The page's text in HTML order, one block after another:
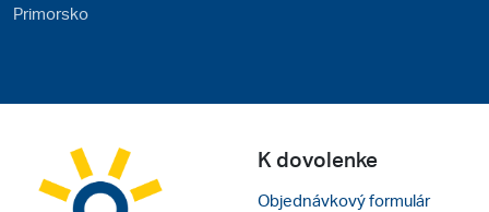
Primorsko
K dovolenke
Objednávkový formulár